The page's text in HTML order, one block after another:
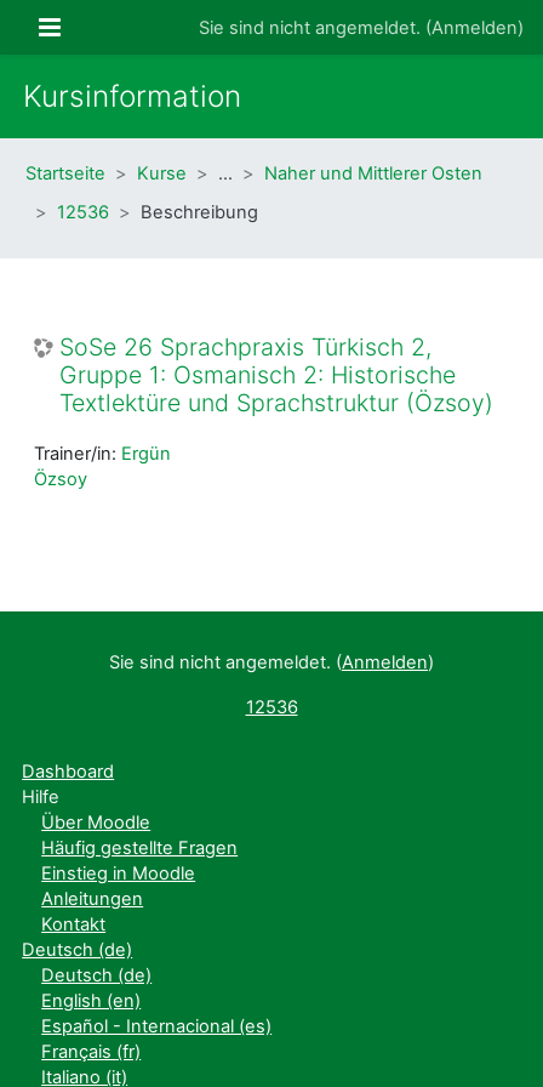
Website-ÜbersichtSie sind nicht angemeldet. (Anmelden)
Kursinformation
Startseite Kurse …
Naher und Mittlerer Osten
12536
Beschreibung
SoSe 26 Sprachpraxis Türkisch 2,
Gruppe 1: Osmanisch 2: Historische
Textlektüre und Sprachstruktur (Özsoy)
Trainer/in: Ergün
Özsoy
Sie sind nicht angemeldet. (Anmelden)
12536
Dashboard
Hilfe
Über Moodle
Häufig gestellte Fragen
Einstieg in Moodle
Anleitungen
Kontakt
Deutsch ‎(de)‎
Deutsch ‎(de)‎
English ‎(en)‎
Español - Internacional ‎(es)‎
Français ‎(fr)‎
Italiano ‎(it)‎